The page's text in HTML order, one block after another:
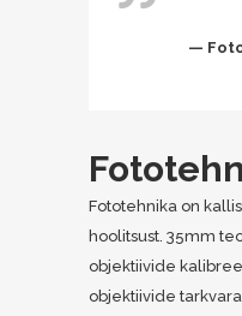
—
Fototehnika on
hoolitsust. 35mm
objektiivide
objektiivide